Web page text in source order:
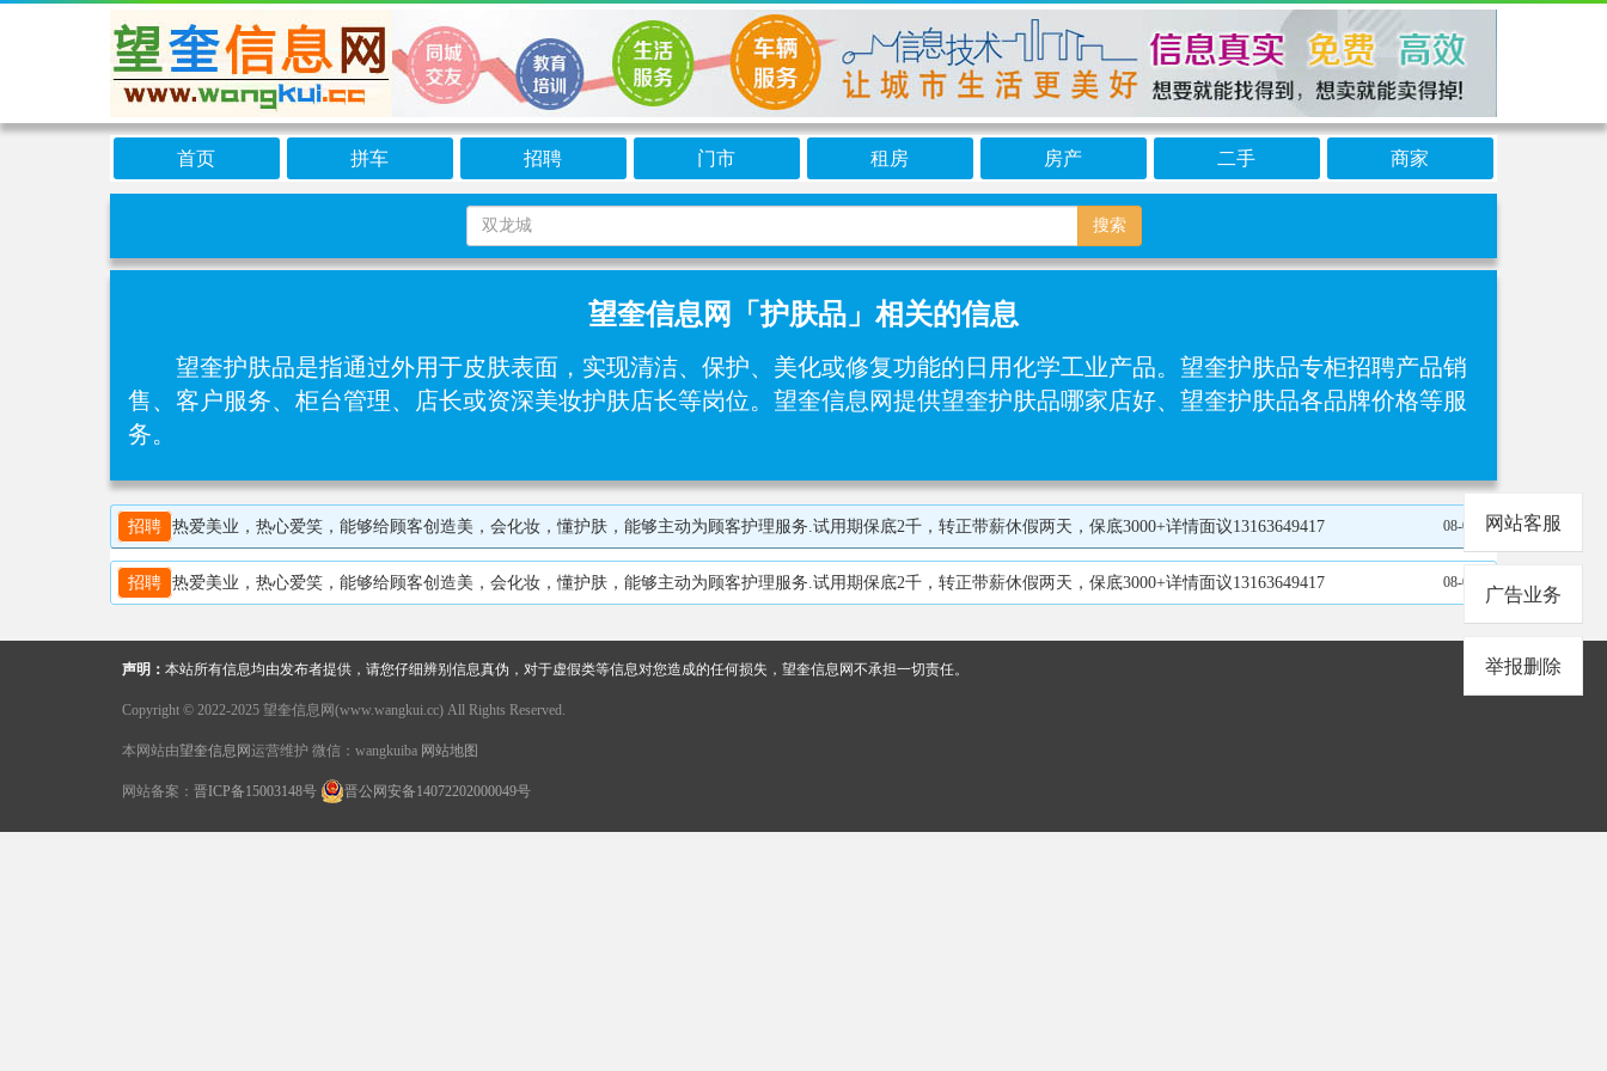
首页 拼车 招聘 门市 租房 房产 二手 商家
搜索
望奎信息网「护肤品」相关的信息
望奎护肤品是指通过外用于皮肤表面，实现清洁、保护、美化或修复功能的日用化学工业产品‌。望奎护肤品专柜招聘产品销
售、客户服务、柜台管理、店长‌或‌资深美妆护肤店长‌‌等岗位。望奎信息网提供望奎护肤品哪家店好、望奎护肤品各品牌价格等服
务。
招聘 热爱美业，热心爱笑，能够给顾客创造美，会化妆，懂护肤，能够主动为顾客护理服务.试用期保底2千，转正带薪休假两天，保底3000+详情面议13163649417 08-06
招聘 热爱美业，热心爱笑，能够给顾客创造美，会化妆，懂护肤，能够主动为顾客护理服务.试用期保底2千，转正带薪休假两天，保底3000+详情面议13163649417 08-03
声明： 本站所有信息均由发布者提供，请您仔细辨别信息真伪，对于虚假类等信息对您造成的任何损失，望奎信息网不承担一切责任。
Copyright © 2022-2025 望奎信息网(www.wangkui.cc) All Rights Reserved.
本网站由望奎信息网 运营维护 微信：wangkuiba 网站地图
网站备案： 晋ICP备15003148号 晋公网安备14072202000049号
网站客服
广告业务
举报删除